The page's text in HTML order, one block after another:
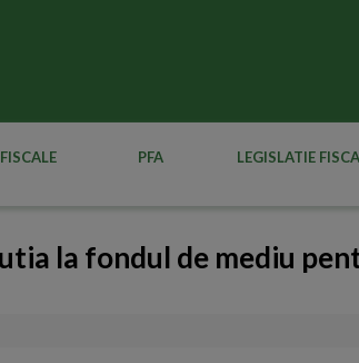
PFA LEGISLATIE
la fondul de mediu